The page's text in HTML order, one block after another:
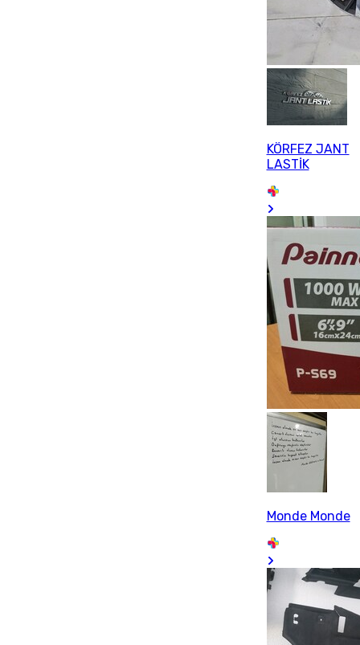
KÖRFEZ JANT
LASTİK
Monde Monde